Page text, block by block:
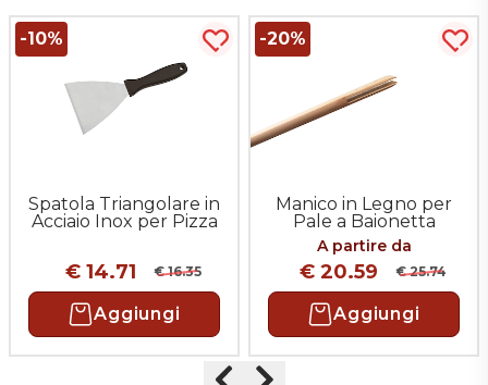
più tardi
Spatola Triangolare in
Acciaio Inox per Pizza
-10%
€ 14.71 € 16.35
Aggiungi
Acquista più tardi
Manico in Legno per
Pale a Baionetta
A partire da
-20%
€ 20.59 € 25.74
Aggiungi